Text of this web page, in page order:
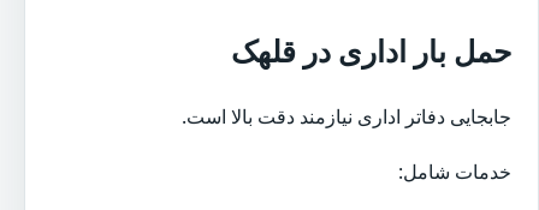
حمل بار اداری در قلهک
جابجایی دفاتر اداری نیازمند دقت بالا است.
خدمات شامل: